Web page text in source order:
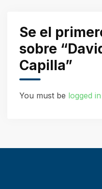
Se el
sobre
Capilla”
You must be logged in